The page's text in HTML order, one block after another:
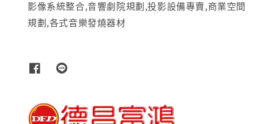
影像系統整合,音響劇院規劃,投影設備專賣,商業空間
規劃,各式音樂發燒器材